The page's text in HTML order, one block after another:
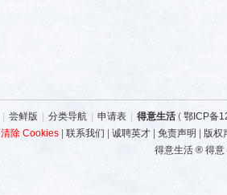
尝鲜版 分类导航 申请表 得意生活 ( 鄂ICP备
清除 Cookies
联系我们 诚聘英才 免责声明 版权
得意生活 ® 得